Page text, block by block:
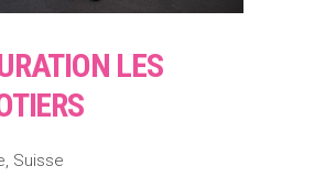
LES
Suisse